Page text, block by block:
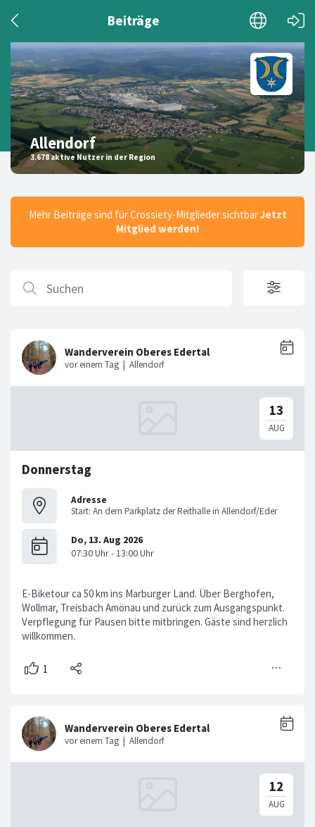
Beiträge
Allendorf
3.678 aktive Nutzer in der Region
Mehr Beiträge sind für Crossiety-Mitglieder sichtbarJetzt
Mitglied werden!
Donnerstag
Adresse
Start: An dem Parkplatz der Reithalle in Allendorf/Eder
E-Biketour ca 50 km ins Marburger Land. Über Berghofen,
Wollmar, Treisbach Amönau und zurück zum Ausgangspunkt.
Verpflegung für Pausen bitte mitbringen. Gäste sind herzlich
willkommen.